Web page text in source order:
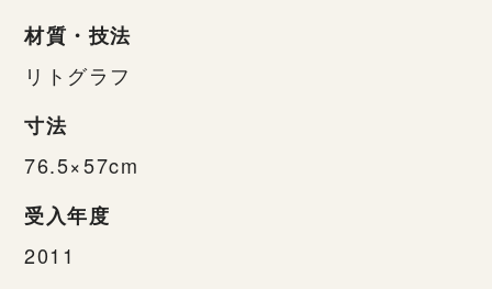
材質・技法
リトグラフ
寸法
76.5×57cm
受入年度
2011